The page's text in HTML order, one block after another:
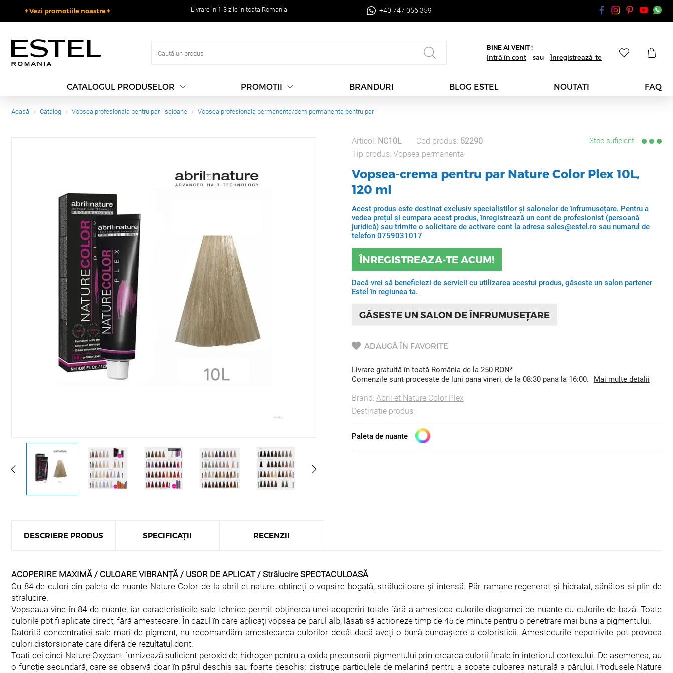
✦Vezi promotiile noastre✦ Livrare in 1-3 zile in toata Romania +40 747 056 359
BINE AI VENIT !
Intră în cont sau Înregistrează-te
CATALOGUL PRODUSELOR PROMOTII BRANDURI BLOG ESTEL NOUTATI FAQ
Acasă Catalog Vopsea profesionala pentru par - saloane Vopsea profesionala permanenta/demipermanenta pentru par
Stoc suficient
Articol: NC10L Cod produs: 52290
Tip produs: Vopsea permanenta
Vopsea-crema pentru par Nature Color Plex 10L,
120 ml
Acest produs este destinat exclusiv specialiștilor și salonelor de înfrumusețare. Pentru a
vedea prețul și cumpara acest produs, înregistrează un cont de profesionist (persoană
juridică) sau trimite o solicitare de activare cont la adresa sales@estel.ro sau numarul de
telefon 0759031017
ÎNREGISTREAZA-TE ACUM!
Dacă vrei să beneficiezi de servicii cu utilizarea acestui produs, găseste un salon partener
Estel în regiunea ta.
GĂSESTE UN SALON DE ÎNFRUMUSEȚARE
ADAUGĂ ÎN FAVORITE
Livrare gratuită în toată România de la 250 RON*
Comenzile sunt procesate de luni pana vineri, de la 08:30 pana la 16:00.
Mai multe detalii
Brand: Abril et Nature Color Plex
Destinație produs:
Paleta de nuante
DESCRIERE PRODUS SPECIFICAȚII RECENZII
ACOPERIRE MAXIMĂ / CULOARE VIBRANȚĂ / USOR DE APLICAT / Strălucire SPECTACULOASĂ
Cu 84 de culori din paleta de nuanțe Nature Color de la abril et nature, obțineți o vopsire bogată, strălucitoare și intensă. Păr ramane regenerat și hidratat, sănătos și plin de
stralucire.
Vopseaua vine în 84 de nuanțe, iar caracteristicile sale tehnice permit obținerea unei acoperiri totale fără a amesteca culorile diagramei de nuanțe cu culorile de bază. Toate
culorile pot fi aplicate direct, fără amestecare. În cazul în care aplicați vopsea pe parul alb, lăsați să actioneze timp de 45 de minute pentru o penetrare mai buna a pigmentului.
Datorită concentrației sale mari de pigment, nu recomandăm amestecarea culorilor decât dacă aveți o bună cunoaștere a coloristicii. Amestecurile nepotrivite pot provoca
culori distorsionate care diferă de rezultatul dorit.
Toati cei cinci Nature Oxydant furnizează suficient peroxid de hidrogen pentru a oxida precursorii pigmentului prin crearea culorii finale în interiorul cortexului. De asemenea, au
o funcție secundară, care se observă doar în părul deschis sau foarte deschis: distruge particulele de melanină pentru a scoate culoarea naturală a părului. Produsele Nature